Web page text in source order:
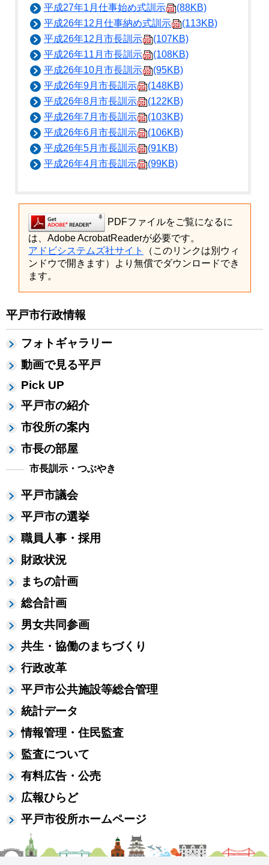
平戸市行政情報
フォトギャラリー
動画で見る平戸
Pick UP
平戸市の紹介
市役所の案内
市長の部屋
市長訓示・つぶやき
平戸市議会
平戸市の選挙
職員人事・採用
財政状況
まちの計画
総合計画
男女共同参画
共生・協働のまちづくり
行政改革
平戸市公共施設等総合管理
統計データ
情報管理・住民監査
監査について
有料広告・公売
広報ひらど
平戸市役所ホームページ
平成27年1月仕事始め式訓示
(88KB)
平成26年12月仕事納め式訓示
(113KB)
平成26年12月市長訓示
(107KB)
平成26年11月市長訓示
(108KB)
平成26年10月市長訓示
(95KB)
平成26年9月市長訓示
(148KB)
平成26年8月市長訓示
(122KB)
平成26年7月市長訓示
(103KB)
平成26年6月市長訓示
(106KB)
平成26年5月市長訓示
(91KB)
平成26年4月市長訓示
(99KB)
PDFファイルをご覧になるに
は、Adobe AcrobatReaderが必要です。
アドビシステムズ社サイト
（このリンクは別ウィ
ンドウで開きます）より無償でダウンロードでき
ます。